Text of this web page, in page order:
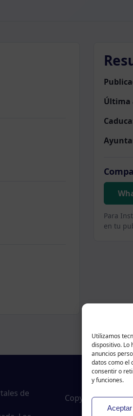
Utilizamos
dispositivo. Lo
anuncios
datos como el
consentir o
y funciones.
Última
Para
en tu
de
Copyright © 2024
Política